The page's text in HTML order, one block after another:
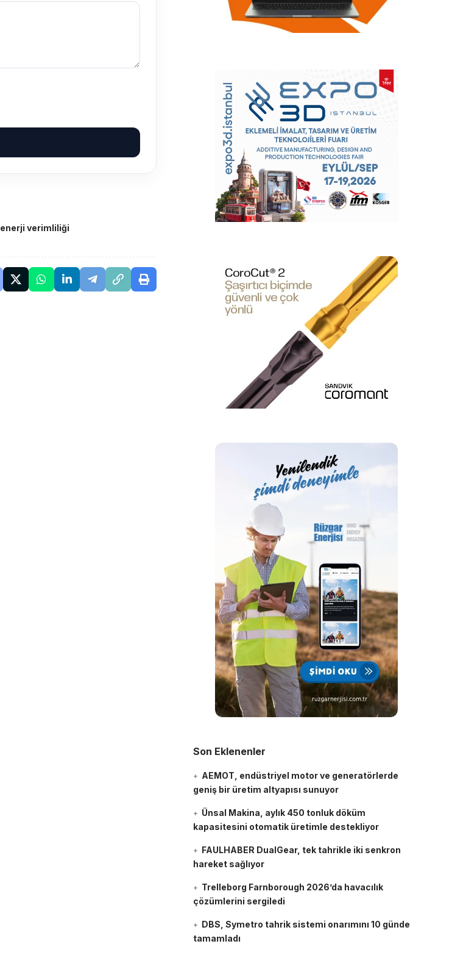
enerji verimliliği
Son Eklenenler
AEMOT, endüstriyel motor ve generatörlerde
geniş bir üretim altyapısı sunuyor
Ünsal Makina, aylık 450 tonluk döküm
kapasitesini otomatik üretimle destekliyor
FAULHABER DualGear, tek tahrikle iki senkron
hareket sağlıyor
Trelleborg Farnborough 2026’da havacılık
çözümlerini sergiledi
DBS, Symetro tahrik sistemi onarımını 10 günde
tamamladı